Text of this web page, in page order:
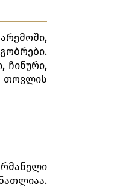
ჩინური,
თოვლის